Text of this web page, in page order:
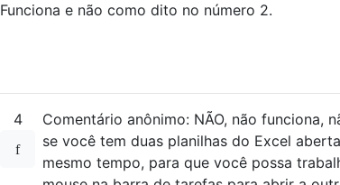
Funciona e não como dito no número 2.
4
Comentário anônimo: NÃO, não funciona,
se você tem duas planilhas do Excel
mesmo tempo, para que você possa